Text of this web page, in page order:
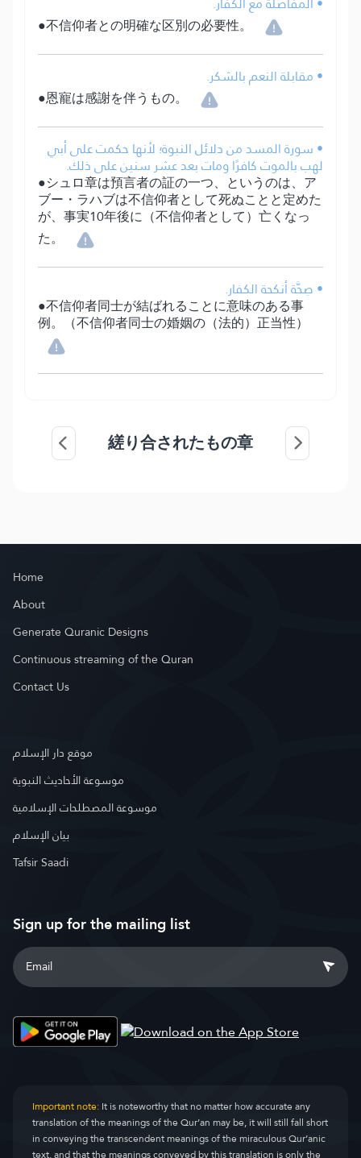
●不信仰者との明確な区別の必要性。
• مقابلة النعم بالشكر.
●恩寵は感謝を伴うもの。
• سورة المسد من دلائل النبوة؛ لأنها حكمت على أبي
لهب بالموت كافرًا ومات بعد عشر سنين على ذلك.
●シュロ章は預言者の証の一つ、というのは、ア
ブー・ラハブは不信仰者として死ぬことと定めた
が、事実10年後に（不信仰者として）亡くなっ
た。
• صِحَّة أنكحة الكفار.
●不信仰者同士が結ばれることに意味のある事
例。（不信仰者同士の婚姻の（法的）正当性）
縒り合されたもの章
Home
About
Generate Quranic Designs
Continuous streaming of the Quran
Contact Us
موقع دار الإسلام
موسوعة الأحاديث النبوية
موسوعة المصطلحات الإسلامية
بيان الإسلام
Tafsir Saadi
Sign up for the mailing list
Important note:It is noteworthy that no matter how accurate any
translation of the meanings of the Qur’an may be, it will still fall short
in conveying the transcendent meanings of the miraculous Qur’anic